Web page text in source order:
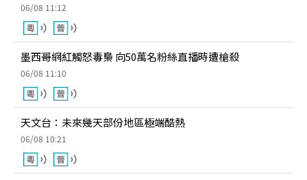
06/08 11:12
墨西哥網紅觸怒毒梟 向50萬名粉絲直播時遭槍殺
06/08 11:10
天文台：未來幾天部份地區極端酷熱
06/08 10:21